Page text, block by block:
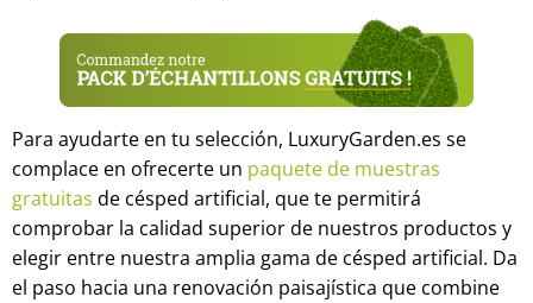
Para ayudarte en tu selección, LuxuryGarden.es se
complace en ofrecerte un paquete de muestras
gratuitas de césped artificial, que te permitirá
comprobar la calidad superior de nuestros productos y
elegir entre nuestra amplia gama de césped artificial. Da
el paso hacia una renovación paisajística que combine